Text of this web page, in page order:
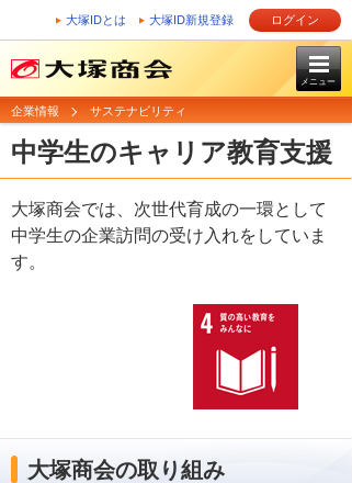
大塚IDとは 大塚ID新規登録 ログイン
メニュー
企業情報 サステナビリティ
中学生のキャリア教育支援
大塚商会では、次世代育成の一環として
中学生の企業訪問の受け入れをしていま
す。
大塚商会の取り組み